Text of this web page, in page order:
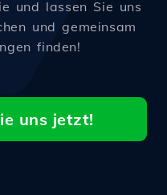
und lassen Sie uns
und gemeinsam
finden!
uns jetzt!